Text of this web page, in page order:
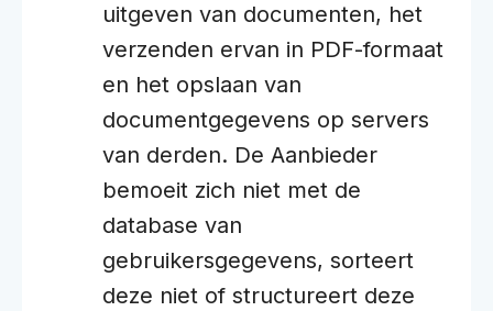
uitgeven van documenten, het
verzenden ervan in PDF-formaat
en het opslaan van
documentgegevens op servers
van derden. De Aanbieder
bemoeit zich niet met de
database van
gebruikersgegevens, sorteert
deze niet of structureert deze